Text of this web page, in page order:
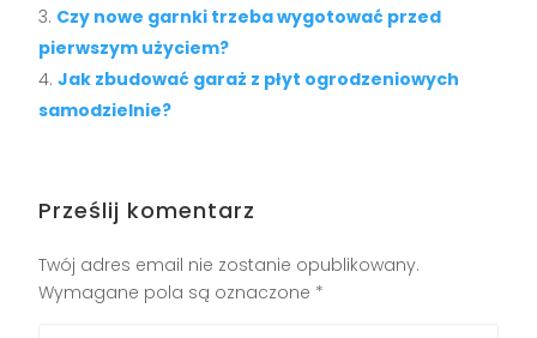
Czy nowe garnki trzeba wygotować przed
pierwszym użyciem?
Jak zbudować garaż z płyt ogrodzeniowych
samodzielnie?
Prześlij komentarz
Twój adres email nie zostanie opublikowany.
Wymagane pola są oznaczone *